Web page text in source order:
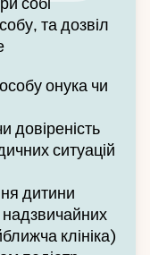
та дозвіл
онука чи
довіреність
ситуацій
дитини
надзвичайних
клініка)